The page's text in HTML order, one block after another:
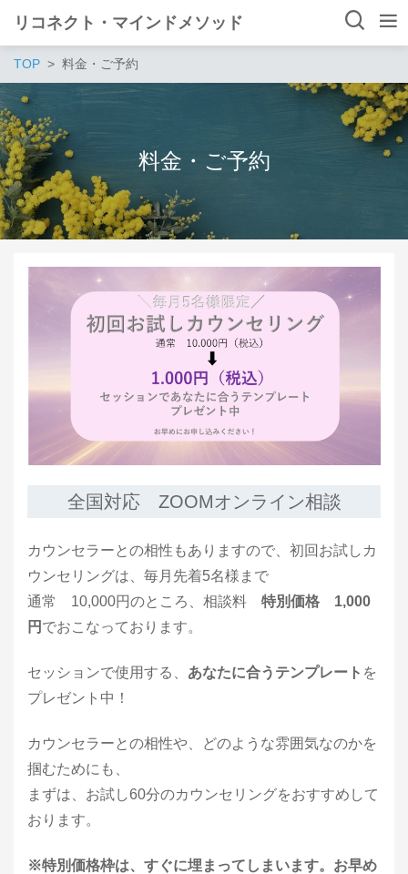
リコネクト・マインドメソッド
TOP 料金・ご予約
料金・ご予約
全国対応 ZOOMオンライン相談
カウンセラーとの相性もありますので、初回お試しカ
ウンセリングは、毎月先着5名様まで
通常 10,000円のところ、 相談料 特別価格 1,000
円 でおこなっております。
セッションで使用する、 あなたに合うテンプレート を
プレゼント中！
カウンセラーとの相性や、どのような雰囲気なのかを
掴むためにも、
まずは、お試し60分のカウンセリングをおすすめして
おります。
※特別価格枠は、すぐに埋まってしまいます。お早め